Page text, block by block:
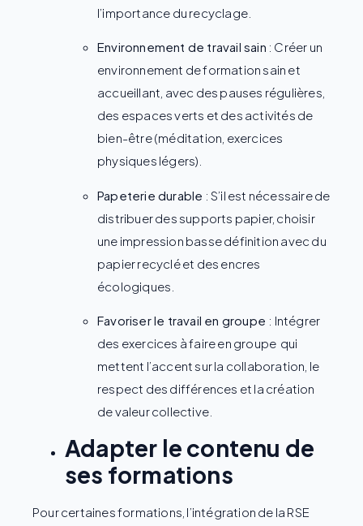
l’importance du recyclage.
Environnement de travail sain : Créer un
environnement de formation sain et
accueillant, avec des pauses régulières,
des espaces verts et des activités de
bien-être (méditation, exercices
physiques légers).
Papeterie durable : S’il est nécessaire de
distribuer des supports papier, choisir
une impression basse définition avec du
papier recyclé et des encres
écologiques.
Favoriser le travail en groupe : Intégrer
des exercices à faire en groupe qui
mettent l’accent sur la collaboration, le
respect des différences et la création
de valeur collective.
Adapter le contenu de
ses formations
Pour certaines formations, l’intégration de la RSE